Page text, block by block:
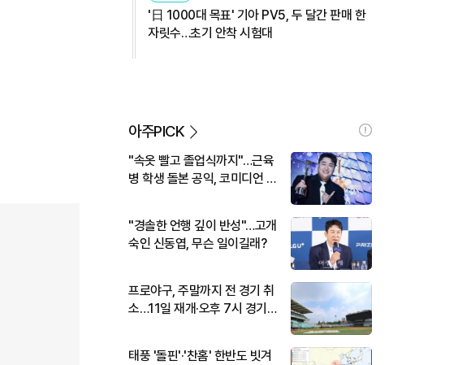
'日 1000대 목표' 기아 PV5, 두 달간 판매 한
자릿수…초기 안착 시험대
아주PICK
"속옷 빨고 졸업식까지"…근육
병 학생 돌본 공익, 코미디언 김
"경솔한 언행 깊이 반성"…고개
숙인 신동엽, 무슨 일이길래?
프로야구, 주말까지 전 경기 취
소…11일 재개·오후 7시 경기
태풍 '돌핀'·'찬홈' 한반도 빗겨